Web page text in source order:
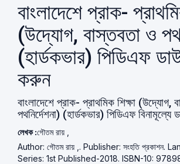
বাংলাদেশে প্রাক-
(উদ্যোগ, বাস্তবতা ও
(হার্ডকভার) পিডিএফ
করুন
বাংলাদেশে প্রাক- প্রাথমিক শিক্ষা (উদ্যোগ,
পথনির্দেশনা) (হার্ডকভার) পিডিএফ
লেখক :গৌতম রায় ,
Author: গৌতম রায় ,. Publisher: সংহতি প্রকাশন.
Series: 1st Published-2018. ISBN-10: